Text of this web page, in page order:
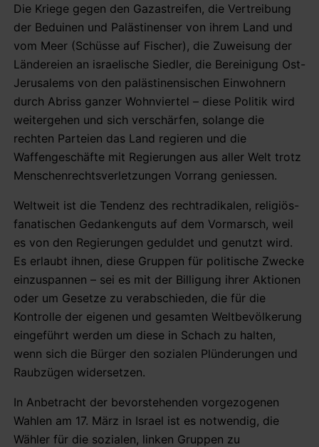
Die Kriege gegen den Gazastreifen, die Vertreibung
der Beduinen und Palästinenser von ihrem Land und
vom Meer (Schüsse auf Fischer), die Zuweisung der
Ländereien an israelische Siedler, die Bereinigung Ost-
Jerusalems von den palästinensischen Einwohnern
durch Abriss ganzer Wohnviertel – diese Politik wird
weitergehen und sich verschärfen, solange die
rechten Parteien das Land regieren und die
Waffengeschäfte mit Regierungen aus aller Welt trotz
Menschenrechtsverletzungen Vorrang geniessen.
Weltweit ist die Tendenz des rechtradikalen, religiös-
fanatischen Gedankenguts auf dem Vormarsch, weil
es von den Regierungen geduldet und genutzt wird.
Es erlaubt ihnen, diese Gruppen für politische Zwecke
einzuspannen – sei es mit der Billigung ihrer Aktionen
oder um Gesetze zu verabschieden, die für die
Kontrolle der eigenen und gesamten Weltbevölkerung
eingeführt werden um diese in Schach zu halten,
wenn sich die Bürger den sozialen Plünderungen und
Raubzügen widersetzen.
In Anbetracht der bevorstehenden vorgezogenen
Wahlen am 17. März in Israel ist es notwendig, die
Wähler für die sozialen, linken Gruppen zu